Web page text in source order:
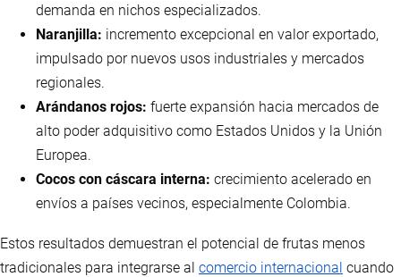
demanda en nichos especializados.
Naranjilla: incremento excepcional en valor exportado,
impulsado por nuevos usos industriales y mercados
regionales.
Arándanos rojos: fuerte expansión hacia mercados de
alto poder adquisitivo como Estados Unidos y la Unión
Europea.
Cocos con cáscara interna: crecimiento acelerado en
envíos a países vecinos, especialmente Colombia.
Estos resultados demuestran el potencial de frutas menos
tradicionales para integrarse al comercio internacional cuando